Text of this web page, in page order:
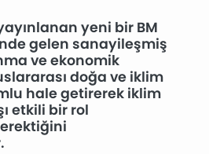
yeni bir BM
gelen sanayileşmiş
ve ekonomik
doğa ve iklim
hale getirerek iklim
etkili bir rol